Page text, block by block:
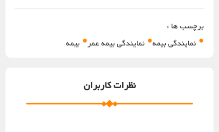
برچسب ها :
• نمایندگی بیمه• نمایندگی بیمه عمر • بیمه
نظرات کاربران